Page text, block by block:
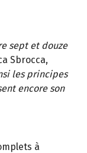
sept et douze
Sbrocca,
les principes
encore son
à